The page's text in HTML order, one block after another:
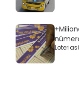
Loterias